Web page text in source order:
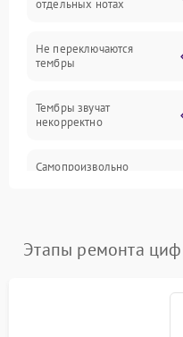
Аудио
Оптика
отдельных нотах
Не переключаются
тембры
Тембры звучат
некорректно
Самопроизвольно
Этапы ремонта